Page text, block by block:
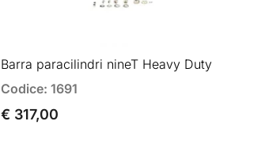
Barra paracilindri nineT Heavy Duty
Codice: 1691
€ 317,00